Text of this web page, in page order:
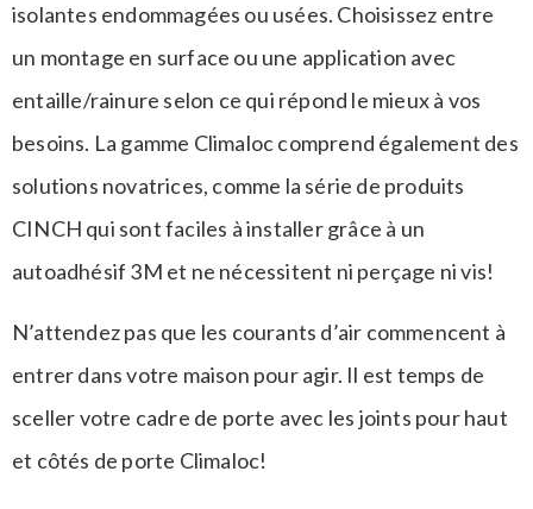
isolantes endommagées ou usées. Choisissez entre
un montage en surface ou une application avec
entaille/rainure selon ce qui répond le mieux à vos
besoins. La gamme Climaloc comprend également des
solutions novatrices, comme la série de produits
CINCH qui sont faciles à installer grâce à un
autoadhésif 3M et ne nécessitent ni perçage ni vis!
N’attendez pas que les courants d’air commencent à
entrer dans votre maison pour agir. Il est temps de
sceller votre cadre de porte avec les joints pour haut
et côtés de porte Climaloc!